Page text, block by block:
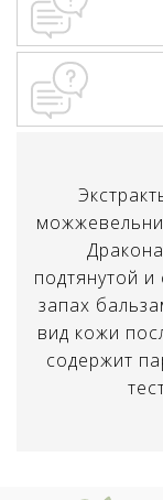
подтянутой
запах
вид кожи
содержит